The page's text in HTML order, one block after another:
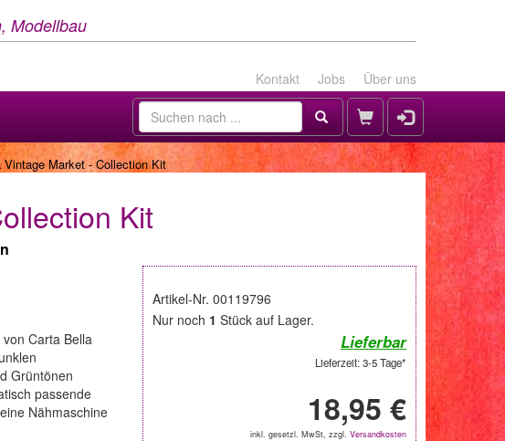
Modellbau
Kontakt Jobs Über uns
Market - Collection Kit
Kit
Artikel-Nr. 00119796
Nur noch 1 Stück auf Lager.
Lieferbar
Lieferzeit: 3-5 Tage*
18,95 €
inkl. gesetzl. MwSt, zzgl. Versandkosten
Carta Bella
Grüntönen
passende
Nähmaschine